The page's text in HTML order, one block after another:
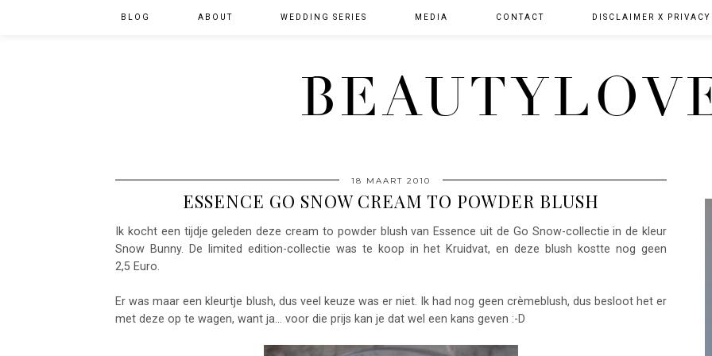
BLOG ABOUT WEDDING SERIES MEDIA CONTACT DISCLAIMER X PRIVACY
18 MAART 2010
ESSENCE GO SNOW CREAM TO POWDER BLUSH
Ik kocht een tijdje geleden deze cream to powder blush van Essence uit de Go Snow-collectie in de kleur
Snow Bunny. De limited edition-collectie was te koop in het Kruidvat, en deze blush kostte nog geen
2,5 Euro.
Er was maar een kleurtje blush, dus veel keuze was er niet. Ik had nog geen crèmeblush, dus besloot het er
met deze op te wagen, want ja... voor die prijs kan je dat wel een kans geven :-D